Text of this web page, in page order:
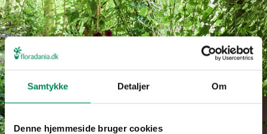
Samtykke Detaljer Om
Denne hjemmeside bruger cookies